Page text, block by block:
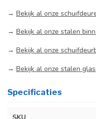
→ Bekijk al onze
→ Bekijk al onze stalen
→ Bekijk al onze
→ Bekijk al onze stalen
Specificaties